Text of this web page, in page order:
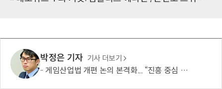
박정은 기자 기사 더보기
게임산업법 개편 논의 본격화... “진흥 중심 전환 속 세부 보완 필요”